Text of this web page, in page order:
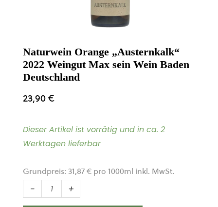
Naturwein Orange „Austernkalk“
2022 Weingut Max sein Wein Baden
Deutschland
23,90€
Dieser Artikel ist vorrätig und in ca. 2
Werktagen lieferbar
Grundpreis: 31,87€ pro 1000ml inkl. MwSt.
-
Naturwein
Orange
+